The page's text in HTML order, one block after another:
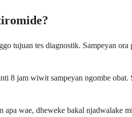
tujuan tes diagnostik. Sampeyan
8 jam wiwit sampeyan ngombe
apa wae, dheweke bakal njadwalake